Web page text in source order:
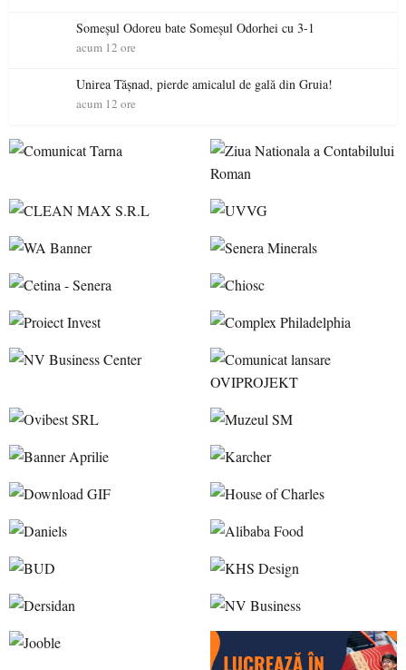
Someșul Odoreu bate Someșul Odorhei cu 3-1
acum 12 ore
Unirea Tășnad, pierde amicalul de gală din Gruia!
acum 12 ore